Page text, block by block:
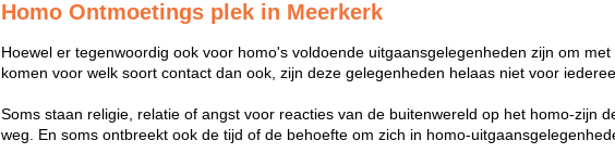
Homo Ontmoetings plek in Meerkerk
Hoewel er tegenwoordig ook voor homo's voldoende uitgaansgelegenheden zijn om
komen voor welk soort contact dan ook, zijn deze gelegenheden helaas niet voor
Soms staan religie, relatie of angst voor reacties van de buitenwereld op het homo-zijn
weg. En soms ontbreekt ook de tijd of de behoefte om zich in homo-